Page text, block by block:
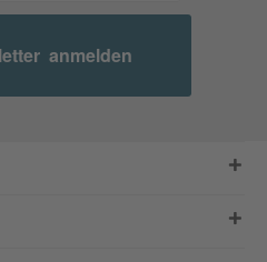
anmelden